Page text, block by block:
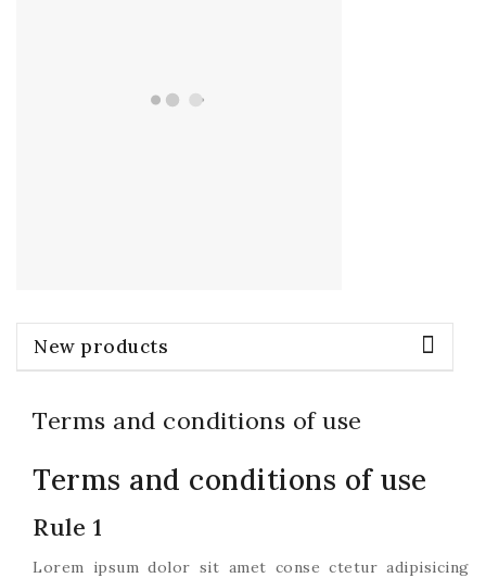
New products
Terms and conditions of use
Terms and conditions of use
Rule 1
Lorem ipsum dolor sit amet conse ctetur adipisicing